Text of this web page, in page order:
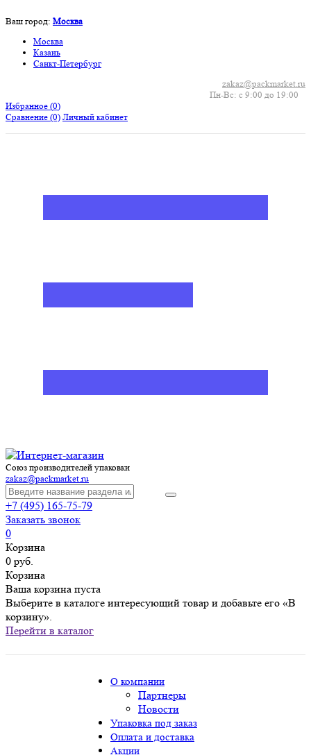
Ваш город: Москва
Москва
Казань
Санкт-Петербург
Пн-Вс: с 9:00 до 19:00
zakaz@packmarket.ru
Избранное (0)
Сравнение (0) Личный кабинет
Союз производителей упаковки
zakaz@packmarket.ru
+7 (495) 165-75-79
Заказать звонок
0
Корзина
0 руб.
Корзина
Ваша корзина пуста
Выберите в каталоге интересующий товар и добавьте его «В
корзину».
Перейти в каталог
О компании
Партнеры
Новости
Упаковка под заказ
Оплата и доставка
Акции